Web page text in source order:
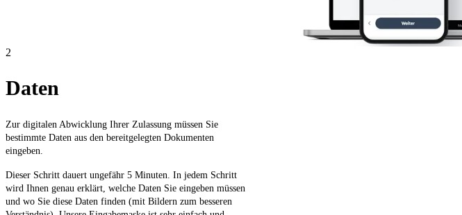
2
Daten
Zur digitalen Abwicklung Ihrer Zulassung müssen Sie
bestimmte Daten aus den bereitgelegten Dokumenten
eingeben.
Dieser Schritt dauert ungefähr 5 Minuten. In jedem Schritt
wird Ihnen genau erklärt, welche Daten Sie eingeben müssen
und wo Sie diese Daten finden (mit Bildern zum besseren